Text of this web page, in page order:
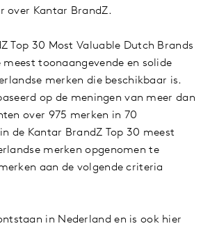
over Kantar BrandZ.
Top 30 Most Valuable Dutch Brands
meest toonaangevende en solide
merken die beschikbaar is.
op de meningen van meer dan
over 975 merken in 70
de Kantar BrandZ Top 30 meest
merken opgenomen te
aan de volgende criteria
in Nederland en is ook hier